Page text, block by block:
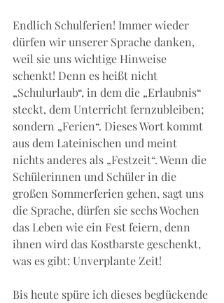
Endlich Schulferien! Immer wieder
dürfen wir unserer Sprache danken,
weil sie uns wichtige Hinweise
schenkt! Denn es heißt nicht
„Schulurlaub“, in dem die „Erlaubnis“
steckt, dem Unterricht fernzubleiben;
sondern „Ferien“. Dieses Wort kommt
aus dem Lateinischen und meint
nichts anderes als „Festzeit“. Wenn die
Schülerinnen und Schüler in die
großen Sommerferien gehen, sagt uns
die Sprache, dürfen sie sechs Wochen
das Leben wie ein Fest feiern, denn
ihnen wird das Kostbarste geschenkt,
was es gibt: Unverplante Zeit!
Bis heute spüre ich dieses beglückende